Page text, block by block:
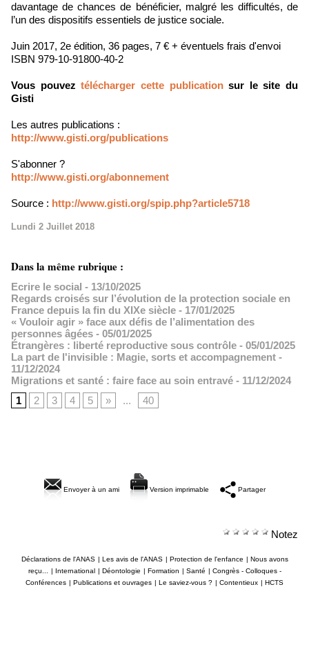
davantage de chances de bénéficier, malgré les difficultés, de
l’un des dispositifs essentiels de justice sociale.
Juin 2017, 2e édition, 36 pages, 7 € + éventuels frais d'envoi
ISBN 979-10-91800-40-2
Vous pouveztélécharger cette publicationsur le site du
Gisti
Les autres publications :
http://www.gisti.org/publications
S'abonner ?
http://www.gisti.org/abonnement
Source : http://www.gisti.org/spip.php?article5718​
Lundi 2 Juillet 2018
Dans la même rubrique :
Ecrire le social - 13/10/2025
Regards croisés sur l’évolution de la protection sociale en
France depuis la fin du XIXe siècle - 17/01/2025
« Vouloir agir » face aux défis de l’alimentation des
personnes âgées - 05/01/2025
Étrangères : liberté reproductive sous contrôle - 05/01/2025
La part de l'invisible : Magie, sorts et accompagnement -
11/12/2024
Migrations et santé : faire face au soin entravé - 11/12/2024
1
2 3 4 5 » ... 40
Envoyer à un ami Version imprimable Partager
Notez
Déclarations de l'ANAS | Les avis de l'ANAS | Protection de l'enfance | Nous avons
reçu...
| International | Déontologie | Formation | Santé | Congrès - Colloques -
Conférences | Publications et ouvrages | Le saviez-vous ? | Contentieux | HCTS